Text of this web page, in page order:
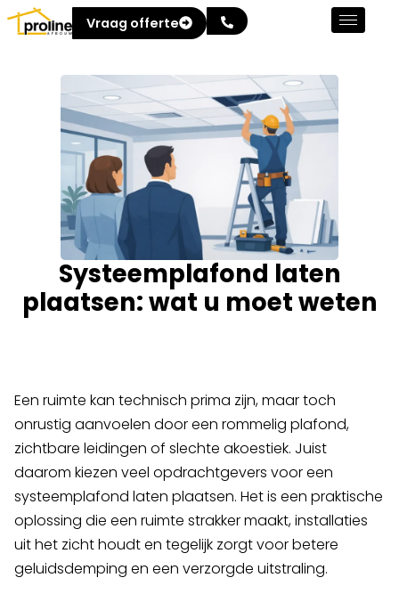
Vraag offerte
Systeemplafond laten
plaatsen: wat u moet weten
Een ruimte kan technisch prima zijn, maar toch
onrustig aanvoelen door een rommelig plafond,
zichtbare leidingen of slechte akoestiek. Juist
daarom kiezen veel opdrachtgevers voor een
systeemplafond laten plaatsen. Het is een praktische
oplossing die een ruimte strakker maakt, installaties
uit het zicht houdt en tegelijk zorgt voor betere
geluidsdemping en een verzorgde uitstraling.